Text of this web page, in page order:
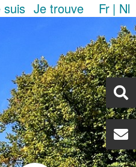
suis Je trouve Fr Nl